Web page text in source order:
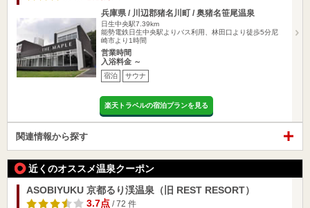
兵庫県 / 川辺郡猪名川町 / 奥猪名笹尾温泉
日生中央駅7.39km
能勢電鉄日生中央駅よりバス利用、林田口より徒歩5分尼
崎市より1時間
営業時間
入浴料金 ～
宿泊 サウナ
楽天トラベルの宿泊プランを見る
関連情報から探す
近くのオススメ温泉クーポン
ASOBIYUKU 京都るり渓温泉（旧 REST RESORT）
3.7点/ 72 件